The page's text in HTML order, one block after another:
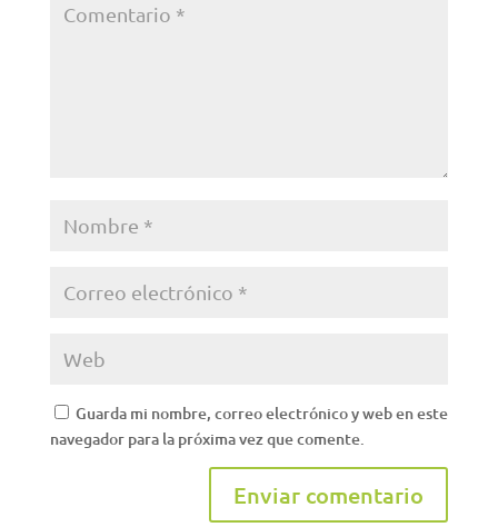
Guarda mi nombre, correo electrónico y web en este
navegador para la próxima vez que comente.